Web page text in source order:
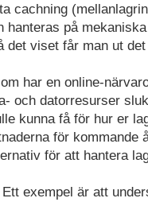
cachning
på
viset får man ut
har en online-
och datorresurser
kunna få för hur er
för kommande
för att hantera
exempel är att